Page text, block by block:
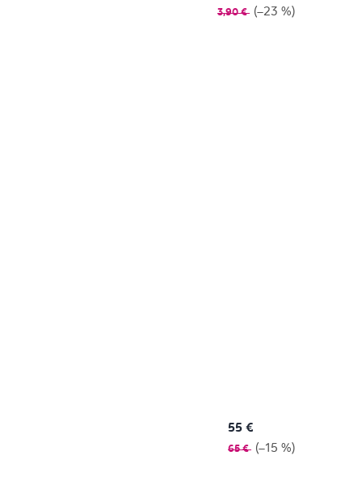
3,90 € (–23 %)
55 €
65 € (–15 %)